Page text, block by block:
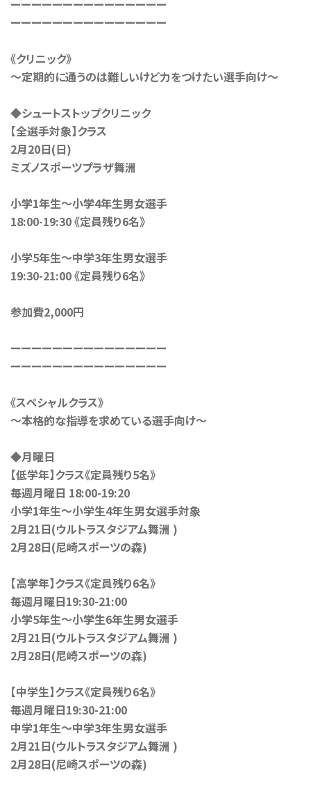
ーーーーーーーーーーーーーーー
ーーーーーーーーーーーーーーー
《クリニック》
〜定期的に通うのは難しいけど力をつけたい選手向け〜
◆シュートストップクリニック
【全選手対象】クラス
2月20日(日)
ミズノスポーツプラザ舞洲
小学1年生〜小学4年生男女選手
18:00-19:30 《定員残り6名》
小学5年生〜中学3年生男女選手
19:30-21:00 《定員残り6名》
参加費2,000円
ーーーーーーーーーーーーーーー
ーーーーーーーーーーーーーーー
《スペシャルクラス》
〜本格的な指導を求めている選手向け〜
◆月曜日
【低学年】クラス《定員残り5名》
毎週月曜日 18:00-19:20
小学1年生〜小学生4年生男女選手対象
2月21日(ウルトラスタジアム舞洲 )
2月28日(尼崎スポーツの森)
【高学年】クラス《定員残り6名》
毎週月曜日19:30-21:00
小学5年生〜小学生6年生男女選手
2月21日(ウルトラスタジアム舞洲 )
2月28日(尼崎スポーツの森)
【中学生】クラス《定員残り6名》
毎週月曜日19:30-21:00
中学1年生〜中学3年生男女選手
2月21日(ウルトラスタジアム舞洲 )
2月28日(尼崎スポーツの森)